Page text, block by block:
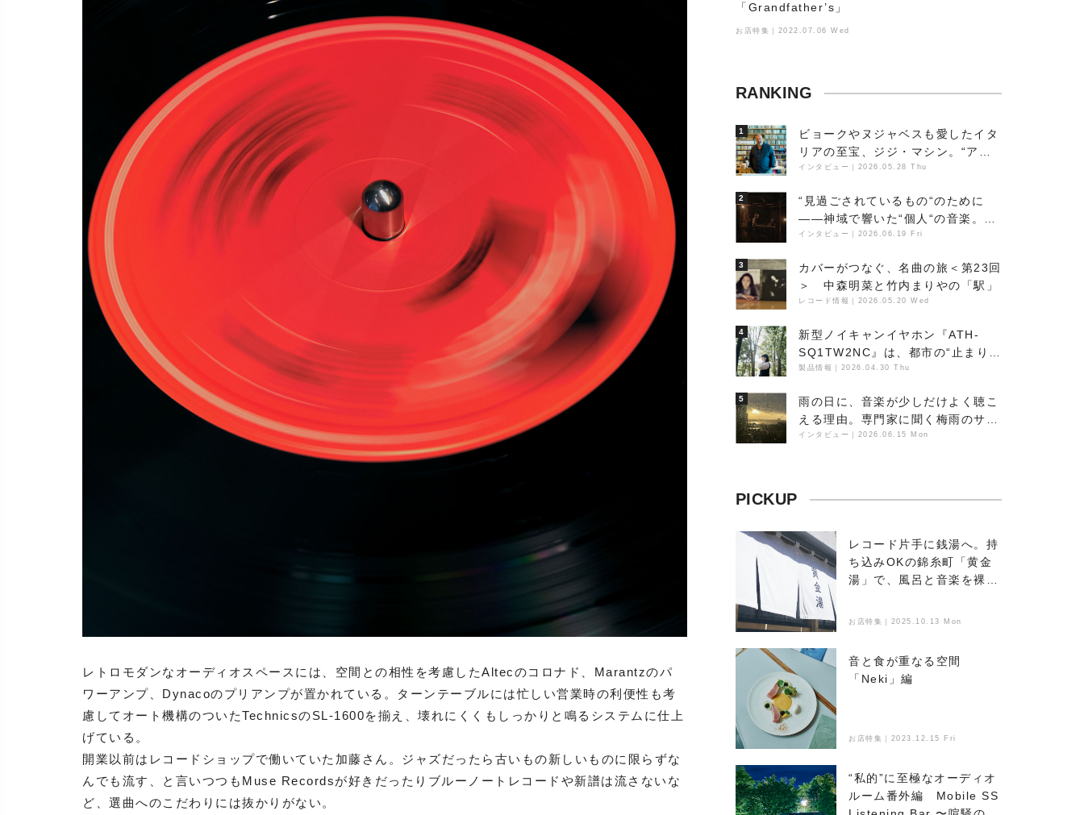
レトロモダンなオーディオスペースには、空間との相性を考慮したAltecのコロナド、Marantzのパ
ワーアンプ、Dynacoのプリアンプが置かれている。ターンテーブルには忙しい営業時の利便性も考
慮してオート機構のついたTechnicsのSL-1600を揃え、壊れにくくもしっかりと鳴るシステムに仕上
げている。
開業以前はレコードショップで働いていた加藤さん。ジャズだったら古いもの新しいものに限らずな
んでも流す、と言いつつもMuse Recordsが好きだったりブルーノートレコードや新譜は流さないな
ど、選曲へのこだわりには抜かりがない。
「Grandfather’s」
お店特集｜2022.07.06 Wed
RANKING
1
ビョークやヌジャベスも愛したイタ
リアの至宝、ジジ・マシン。“アン
ビエントの巨匠”が明かす創作の原
景
インタビュー 2026.05.28 Thu
2
“見過ごされているもの“のために
――神域で響いた“個人“の音楽。冥
丁の『赤城 夜神楽』をレポート
インタビュー 2026.06.19 Fri
3
カバーがつなぐ、名曲の旅＜第23回
＞ 中森明菜と竹内まりやの「駅」
レコード情報 2026.05.20 Wed
4
新型ノイキャンイヤホン『ATH-
SQ1TW2NC』は、都市の“止まり
木”になり得るーシンガーソングラ
製品情報 2026.04.30 Thu
5
雨の日に、音楽が少しだけよく聴こ
える理由。専門家に聞く梅雨のサウ
ンドスケープ
インタビュー 2026.06.15 Mon
PICKUP
レコード片手に銭湯へ。持
ち込みOKの錦糸町「黄金
湯」で、風呂と音楽を裸で
お店特集｜2025.10.13 Mon
音と食が重なる空間
「Neki」編
お店特集｜2023.12.15 Fri
“私的”に至極なオーディオ
ルーム番外編 Mobile SS